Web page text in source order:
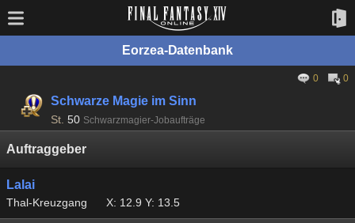
Eorzea-Datenbank
0 0
Schwarze Magie im Sinn
St. 50 Schwarzmagier-Jobaufträge
Auftraggeber
Lalai
Thal-Kreuzgang X: 12.9 Y: 13.5